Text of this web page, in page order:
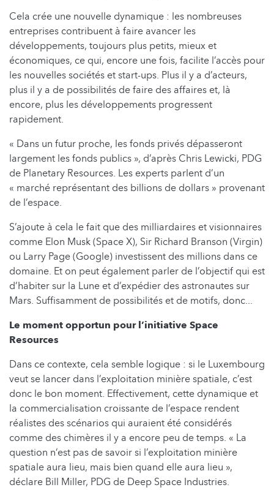
Cela crée une nouvelle dynamique : les nombreuses
entreprises contribuent à faire avancer les
développements, toujours plus petits, mieux et
économiques, ce qui, encore une fois, facilite l’accès pour
les nouvelles sociétés et start-ups. Plus il y a d’acteurs,
plus il y a de possibilités de faire des affaires et, là
encore, plus les développements progressent
rapidement.
« Dans un futur proche, les fonds privés dépasseront
largement les fonds publics », d’après Chris Lewicki, PDG
de Planetary Resources. Les experts parlent d’un
« marché représentant des billions de dollars » provenant
de l’espace.
S’ajoute à cela le fait que des milliardaires et visionnaires
comme Elon Musk (Space X), Sir Richard Branson (Virgin)
ou Larry Page (Google) investissent des millions dans ce
domaine. Et on peut également parler de l’objectif qui est
d’habiter sur la Lune et d’expédier des astronautes sur
Mars. Suffisamment de possibilités et de motifs, donc...
Le moment opportun pour l’initiative Space
Resources
Dans ce contexte, cela semble logique : si le Luxembourg
veut se lancer dans l’exploitation minière spatiale, c’est
donc le bon moment. Effectivement, cette dynamique et
la commercialisation croissante de l’espace rendent
réalistes des scénarios qui auraient été considérés
comme des chimères il y a encore peu de temps. « La
question n’est pas de savoir si l’exploitation minière
spatiale aura lieu, mais bien quand elle aura lieu »,
déclare Bill Miller, PDG de Deep Space Industries.